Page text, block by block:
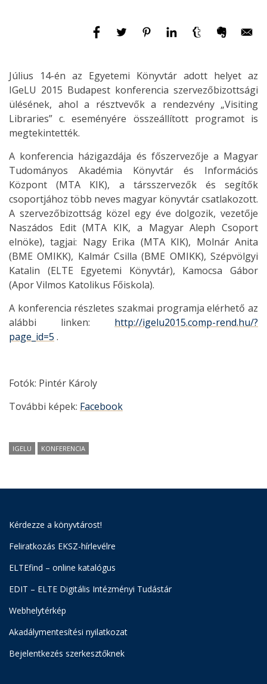
Július 14-én az Egyetemi Könyvtár adott helyet az
IGeLU 2015 Budapest konferencia szervezőbizottsági
ülésének, ahol a résztvevők a rendezvény „Visiting
Libraries” c. eseményére összeállított programot is
megtekintették.
A konferencia házigazdája és főszervezője a Magyar
Tudományos Akadémia Könyvtár és Információs
Központ (MTA KIK), a társszervezők és segítők
csoportjához több neves magyar könyvtár csatlakozott.
A szervezőbizottság közel egy éve dolgozik, vezetője
Naszádos Edit (MTA KIK, a Magyar Aleph Csoport
elnöke), tagjai: Nagy Erika (MTA KIK), Molnár Anita
(BME OMIKK), Kalmár Csilla (BME OMIKK), Szépvölgyi
Katalin (ELTE Egyetemi Könyvtár), Kamocsa Gábor
(Apor Vilmos Katolikus Főiskola).
A konferencia részletes szakmai programja elérhető az
alábbi linken: http://igelu2015.comp-rend.hu/?
page_id=5 .
Fotók: Pintér Károly
További képek: Facebook
IGELU KONFERENCIA
Kérdezze a könyvtárost!
Feliratkozás EKSZ-hírlevélre
ELTEfind – online katalógus
EDIT – ELTE Digitális Intézményi Tudástár
Webhelytérkép
Akadálymentesítési nyilatkozat
Bejelentkezés szerkesztőknek